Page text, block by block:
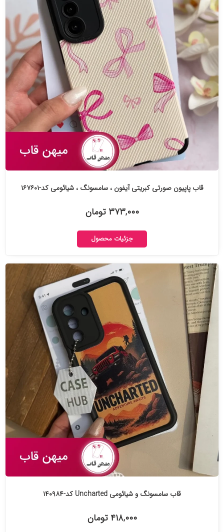
قاب پاپیون صورتی کبریتی آیفون ، سامسونگ ، شیائومی کد-۱۶۷۶۰۱
۳۷۳,۰۰۰ تومان
جزئیات محصول
قاب سامسونگ و شیائومی Uncharted کد-۱۴۰۹۸۴
۴۱۸,۰۰۰ تومان